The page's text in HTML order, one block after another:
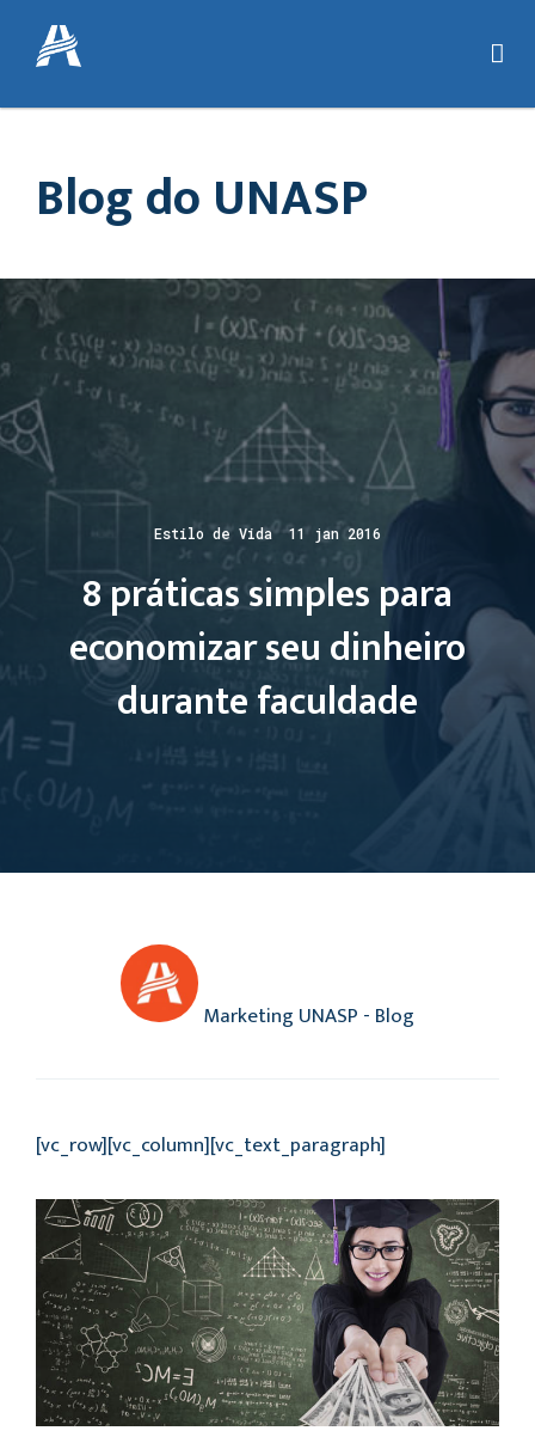
Blog do UNASP
Estilo de Vida 11 jan 2016
8 práticas simples para
economizar seu dinheiro
durante faculdade
Marketing UNASP - Blog
[vc_row][vc_column][vc_text_paragraph]